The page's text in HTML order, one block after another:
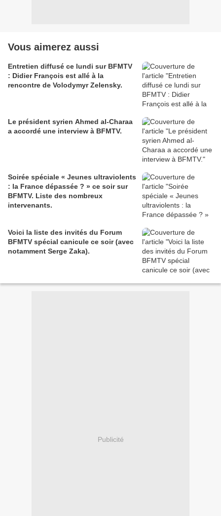
Vous aimerez aussi
Entretien diffusé ce lundi sur BFMTV
: Didier François est allé à la
rencontre de Volodymyr Zelensky.
Le président syrien Ahmed al-Charaa
a accordé une interview à BFMTV.
Soirée spéciale « Jeunes ultraviolents
: la France dépassée ? » ce soir sur
BFMTV. Liste des nombreux
intervenants.
Voici la liste des invités du Forum
BFMTV spécial canicule ce soir (avec
notamment Serge Zaka).
Publicité